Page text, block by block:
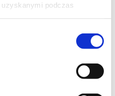
podczas
dookoła świata. Chcą
niezwykłe stworzenia i